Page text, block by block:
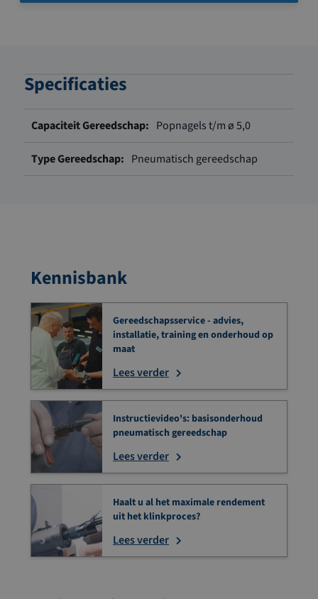
Specificaties
informatie
Popnagels t/m ø 5,0
Pneumatisch gereedschap
Kennisbank
Gereedschapsservice - advies,
installatie, training en onderhoud op
maat
Lees verder
Instructievideo's: basisonderhoud
pneumatisch gereedschap
Lees verder
Haalt u al het maximale rendement
uit het klinkproces?
Lees verder